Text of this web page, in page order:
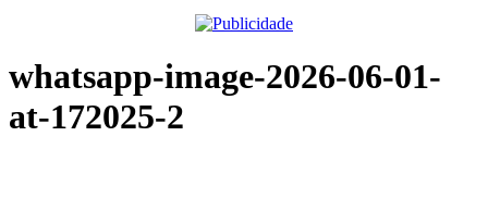
whatsapp-image-2026-06-01-
at-172025-2